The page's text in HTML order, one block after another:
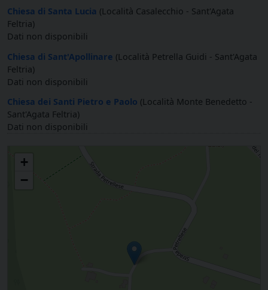
Chiesa di Santa Lucia (Località Casalecchio - Sant'Agata
Feltria)
Dati non disponibili
Chiesa di Sant'Apollinare (Località Petrella Guidi - Sant'Agata
Feltria)
Dati non disponibili
Chiesa dei Santi Pietro e Paolo (Località Monte Benedetto -
Sant'Agata Feltria)
Dati non disponibili
+
−